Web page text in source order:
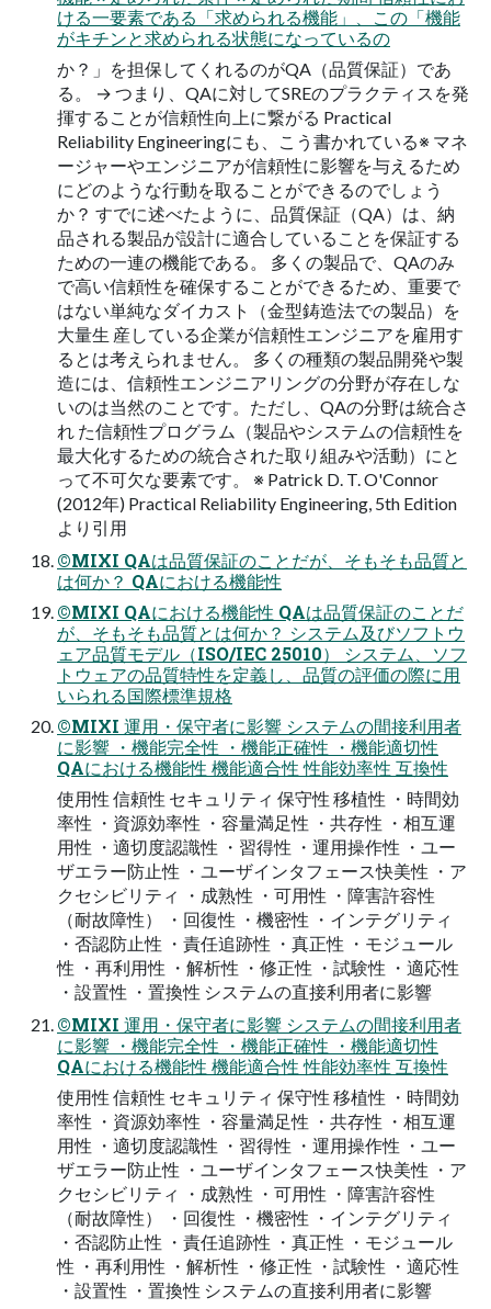
ける一要素である「求められる機能」、この「機能
がキチンと求められる状態になっているの
か？」を担保してくれるのがQA（品質保証）であ
る。 → つまり、QAに対してSREのプラクティスを発
揮することが信頼性向上に繋がる Practical
Reliability Engineeringにも、こう書かれている※ マネ
ージャーやエンジニアが信頼性に影響を与えるため
にどのような行動を取ることができるのでしょう
か？ すでに述べたように、品質保証（QA）は、納
品される製品が設計に適合していることを保証する
ための一連の機能である。 多くの製品で、QAのみ
で高い信頼性を確保することができるため、重要で
はない単純なダイカスト（金型鋳造法での製品）を
大量生 産している企業が信頼性エンジニアを雇用す
るとは考えられません。 多くの種類の製品開発や製
造には、信頼性エンジニアリングの分野が存在しな
いのは当然のことです。ただし、QAの分野は統合さ
れ た信頼性プログラム（製品やシステムの信頼性を
最大化するための統合された取り組みや活動）にと
って不可欠な要素です。 ※ Patrick D. T. O'Connor
(2012年) Practical Reliability Engineering, 5th Edition
より引用
©MIXI QAは品質保証のことだが、そもそも品質と
は何か？ QAにおける機能性
©MIXI QAにおける機能性 QAは品質保証のことだ
が、そもそも品質とは何か？ システム及びソフトウ
ェア品質モデル（ISO/IEC 25010） システム、ソフ
トウェアの品質特性を定義し、品質の評価の際に用
いられる国際標準規格
©MIXI 運用・保守者に影響 システムの間接利用者
に影響 ・機能完全性 ・機能正確性 ・機能適切性
QAにおける機能性 機能適合性 性能効率性 互換性
使用性 信頼性 セキュリティ 保守性 移植性 ・時間効
率性 ・資源効率性 ・容量満足性 ・共存性 ・相互運
用性 ・適切度認識性 ・習得性 ・運用操作性 ・ユー
ザエラー防止性 ・ユーザインタフェース快美性 ・ア
クセシビリティ ・成熟性 ・可用性 ・障害許容性
（耐故障性） ・回復性 ・機密性 ・インテグリティ
・否認防止性 ・責任追跡性 ・真正性 ・モジュール
性 ・再利用性 ・解析性 ・修正性 ・試験性 ・適応性
・設置性 ・置換性 システムの直接利用者に影響
©MIXI 運用・保守者に影響 システムの間接利用者
に影響 ・機能完全性 ・機能正確性 ・機能適切性
QAにおける機能性 機能適合性 性能効率性 互換性
使用性 信頼性 セキュリティ 保守性 移植性 ・時間効
率性 ・資源効率性 ・容量満足性 ・共存性 ・相互運
用性 ・適切度認識性 ・習得性 ・運用操作性 ・ユー
ザエラー防止性 ・ユーザインタフェース快美性 ・ア
クセシビリティ ・成熟性 ・可用性 ・障害許容性
（耐故障性） ・回復性 ・機密性 ・インテグリティ
・否認防止性 ・責任追跡性 ・真正性 ・モジュール
性 ・再利用性 ・解析性 ・修正性 ・試験性 ・適応性
・設置性 ・置換性 システムの直接利用者に影響